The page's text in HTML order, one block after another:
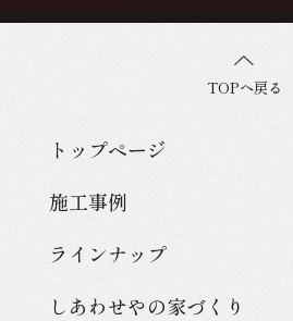
TOPへ戻る
トップページ
施工事例
ラインナップ
しあわせやの家づくり